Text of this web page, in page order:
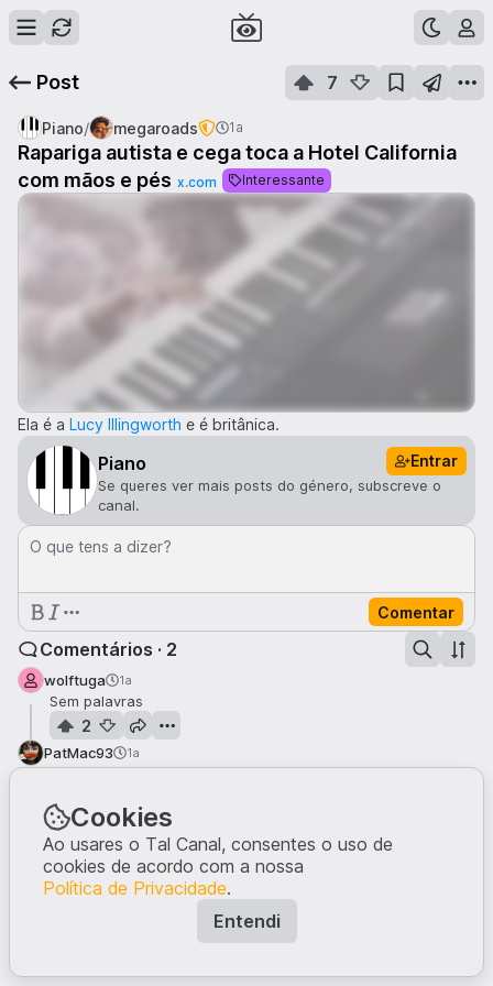
Post 7
Piano/ megaroads 1a
Rapariga autista e cega toca a Hotel California
com mãos e pés x.com Interessante
Ela é a Lucy Illingworth e é britânica.
Piano Entrar
Se queres ver mais posts do género, subscreve o
canal.
O que tens a dizer?
Comentar
Comentários · 2
wolftuga 1a
Sem palavras
2
PatMac93 1a
Uau...
Cookies
Ao usares o Tal Canal, consentes o uso de
cookies de acordo com a nossa
Política de Privacidade.
Entendi